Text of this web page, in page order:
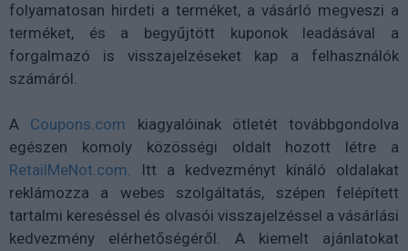
folyamatosan hirdeti a terméket, a vásárló megveszi a
terméket, és a begyűjtött kuponok leadásával a
forgalmazó is visszajelzéseket kap a felhasználók
számáról.
A Coupons.com kiagyalóinak ötletét továbbgondolva
egészen komoly közösségi oldalt hozott létre a
RetailMeNot.com. Itt a kedvezményt kínáló oldalakat
reklámozza a webes szolgáltatás, szépen felépített
tartalmi kereséssel és olvasói visszajelzéssel a vásárlási
kedvezmény elérhetőségéről. A kiemelt ajánlatokat